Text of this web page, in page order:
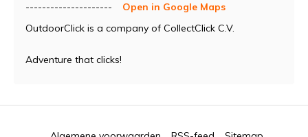
---------------------
Open in Google Maps
OutdoorClick is a company of CollectClick C.V.
Adventure that clicks!